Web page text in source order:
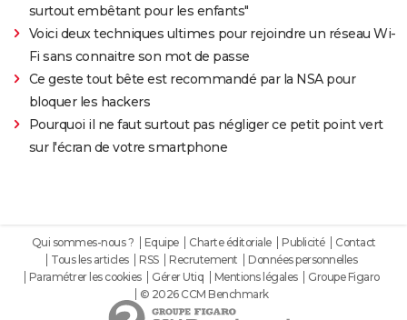
surtout embêtant pour les enfants"
Voici deux techniques ultimes pour rejoindre un réseau Wi-
Fi sans connaitre son mot de passe
Ce geste tout bête est recommandé par la NSA pour
bloquer les hackers
Pourquoi il ne faut surtout pas négliger ce petit point vert
sur l'écran de votre smartphone
Qui sommes-nous ? Equipe Charte éditoriale Publicité
Contact
Tous les articles
RSS Recrutement
Données personnelles
Paramétrer les cookies
Gérer Utiq Mentions légales
Groupe Figaro
© 2026 CCM Benchmark